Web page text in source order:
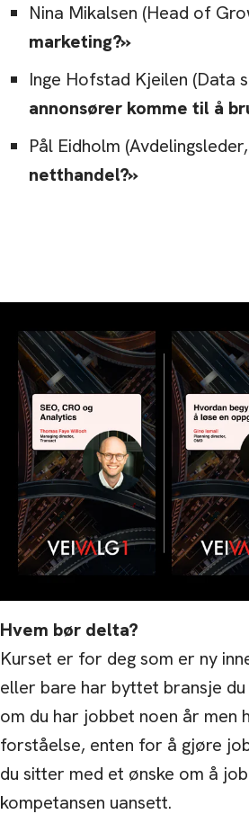
Nina Mikalsen (Head of
marketing?»
Inge Hofstad Kjeilen (Data
annonsører komme til å
Pål Eidholm
netthandel?»
Hvem bør delta?
Kurset er for deg som er ny
eller bare har byttet bransje
om du har jobbet noen år men
forståelse, enten for å gjøre
du sitter med et ønske om å
kompetansen uansett.